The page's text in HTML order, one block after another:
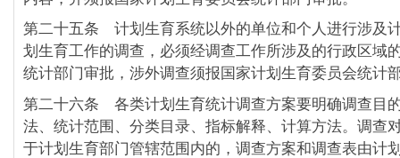
第二十五条 计划生育系统以外的单位和个人进行涉及
划生育工作的调查，必须经调查工作所涉及的行政区域
统计部门审批，涉外调查须报国家计划生育委员会统计
第二十六条 各类计划生育统计调查方案要明确调查目
法、统计范围、分类目录、指标解释、计算方法。调查
于计划生育部门管辖范围内的，调查方案和调查表由计